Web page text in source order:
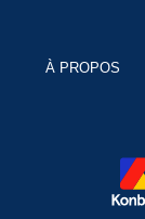
À PROPOS